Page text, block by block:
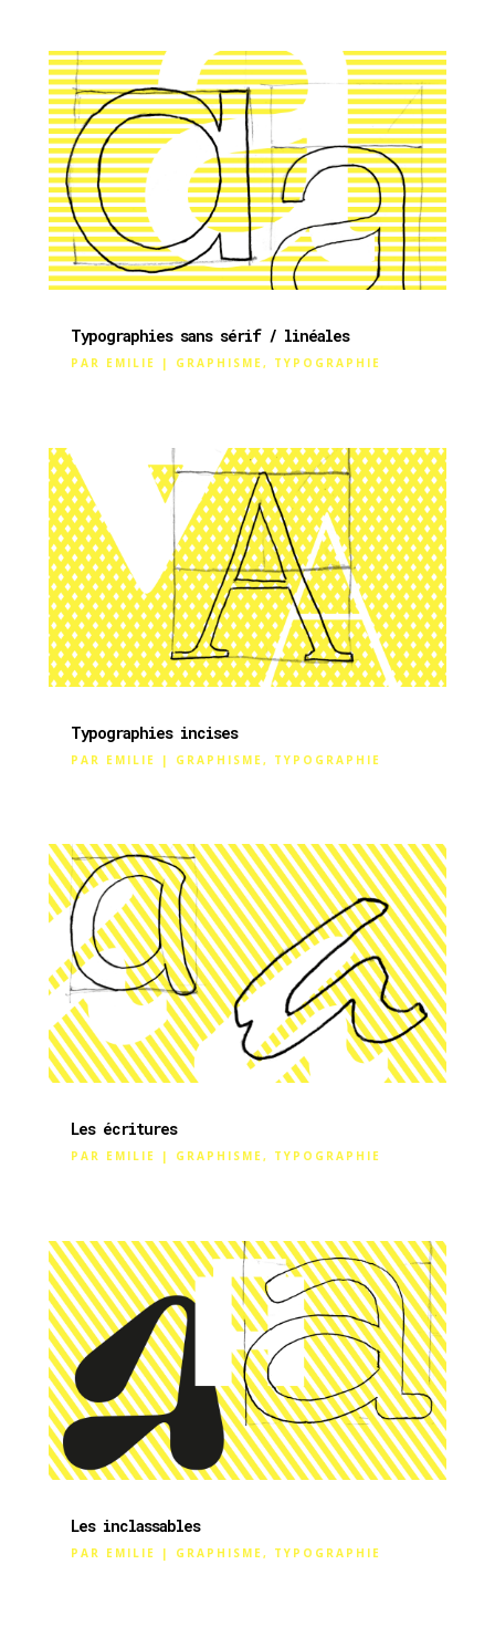
Typographies sans sérif / linéales
PAR EMILIE | GRAPHISME, TYPOGRAPHIE
Typographies incises
PAR EMILIE | GRAPHISME, TYPOGRAPHIE
Les écritures
PAR EMILIE | GRAPHISME, TYPOGRAPHIE
Les inclassables
PAR EMILIE | GRAPHISME, TYPOGRAPHIE